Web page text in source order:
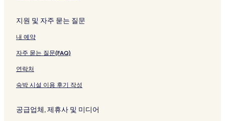
지원 및 자주 묻는 질문
내 예약
자주 묻는 질문(FAQ)
연락처
숙박 시설 이용 후기 작성
공급업체, 제휴사 및 미디어